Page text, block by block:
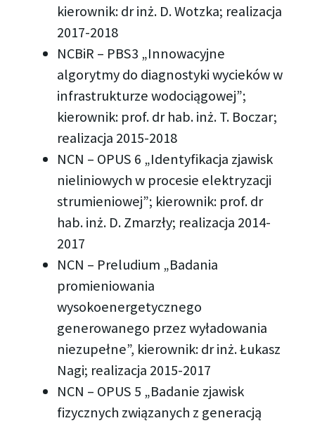
kierownik: dr inż. D. Wotzka; realizacja
2017-2018
NCBiR – PBS3 „Innowacyjne
algorytmy do diagnostyki wycieków w
infrastrukturze wodociągowej”;
kierownik: prof. dr hab. inż. T. Boczar;
realizacja 2015-2018
NCN – OPUS 6 „Identyfikacja zjawisk
nieliniowych w procesie elektryzacji
strumieniowej”; kierownik: prof. dr
hab. inż. D. Zmarzły; realizacja 2014-
2017
NCN – Preludium „Badania
promieniowania
wysokoenergetycznego
generowanego przez wyładowania
niezupełne”, kierownik: dr inż. Łukasz
Nagi; realizacja 2015-2017
NCN – OPUS 5 „Badanie zjawisk
fizycznych związanych z generacją